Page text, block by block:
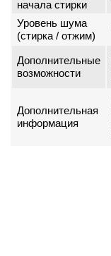
начала стирки
Уровень шума
(стирка / отжим)
Дополнительные
возможности
Дополнительная
информация